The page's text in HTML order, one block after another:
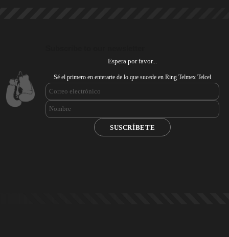
Espera por favor...
Sé el primero en enterarte de lo que sucede en Ring Telmex Telcel